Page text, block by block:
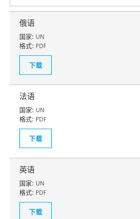
俄语
国家: UN
格式: PDF
下载
法语
国家: UN
格式: PDF
下载
英语
国家: UN
格式: PDF
下载